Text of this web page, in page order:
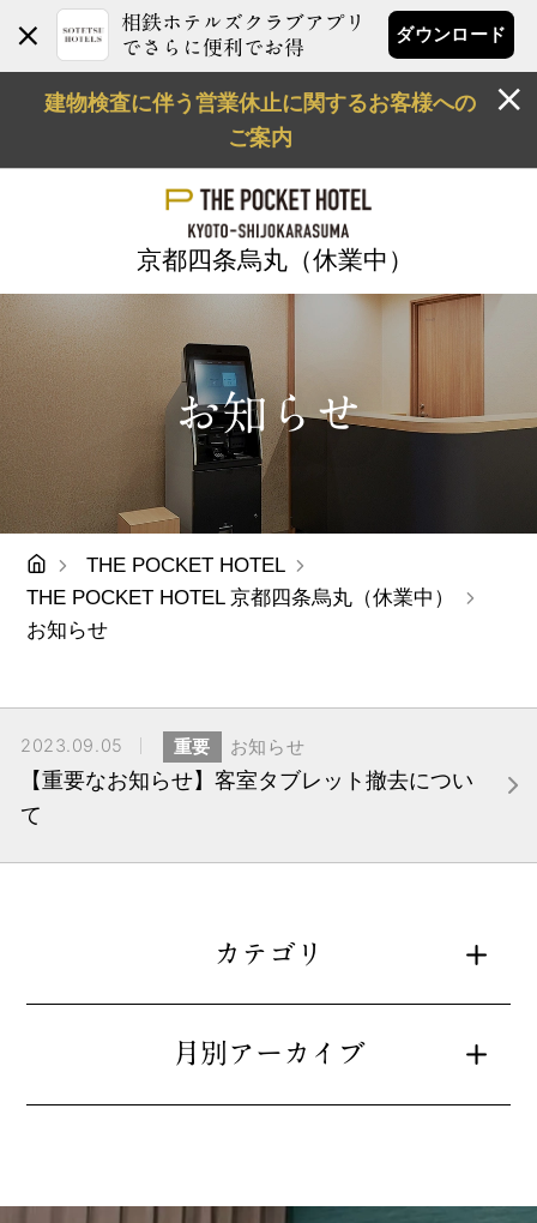
相鉄ホテルズクラブアプリ
でさらに便利でお得
ダウンロード
建物検査に伴う営業休止に関するお客様への
ご案内
京都四条烏丸（休業中）
お知らせ
THE POCKET HOTEL
THE POCKET HOTEL 京都四条烏丸（休業中）
お知らせ
2023.09.05 重要 お知らせ
【重要なお知らせ】客室タブレット撤去につい
て
カテゴリ
月別アーカイブ